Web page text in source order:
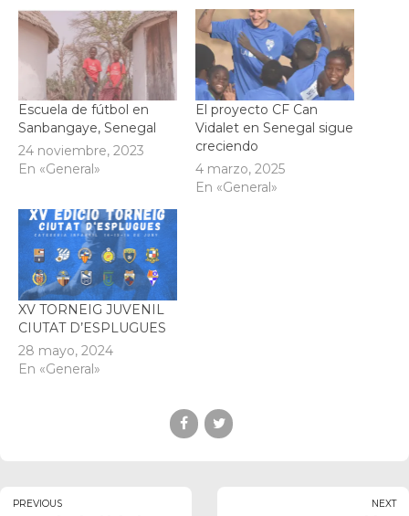
Escuela de fútbol en
Sanbangaye, Senegal
24 noviembre, 2023
En «General»
El proyecto CF Can
Vidalet en Senegal sigue
creciendo
4 marzo, 2025
En «General»
XV TORNEIG JUVENIL
CIUTAT D’ESPLUGUES
28 mayo, 2024
En «General»
PREVIOUS NEXT